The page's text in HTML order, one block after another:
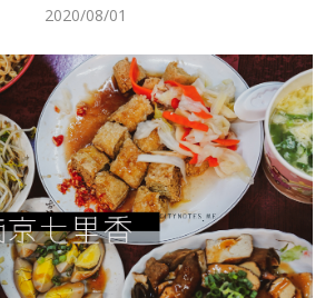
2020/08/01